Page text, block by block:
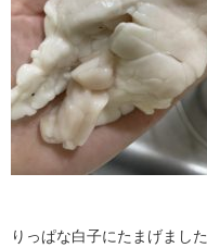
りっぱな白子にたまげました